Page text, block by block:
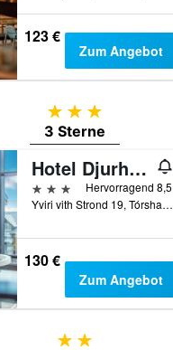
123 €
Zum Angebot
3 Sterne
3 Sterne
Hotel Djurhuus
3 Sterne
Hervorragend 8,5
Yviri vith Strond 19, Tórshavn, Faroerinseln
130 €
Zum Angebot
2 Sterne